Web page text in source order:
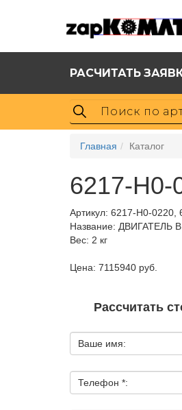
РАСЧИТАТЬ
Главная Каталог
6217-
Артикул: 6217-H0-0220,
Название: ДВИГАТЕЛЬ
Вес: 2 кг
Цена: 7115940 руб.
Рассчитать
Ваше имя:
Телефон *: